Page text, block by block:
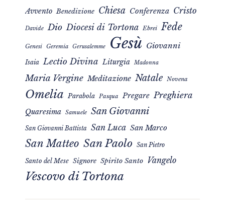
Avvento Benedizione Chiesa Conferenza Cristo
Davide Dio Diocesi di Tortona Ebrei Fede
Genesi Geremia Gerusalemme Gesù Giovanni
Isaia Lectio Divina Liturgia Madonna
Maria Vergine Meditazione Natale Novena
Omelia Parabola Pasqua Pregare Preghiera
Quaresima Samuele San Giovanni
San Giovanni Battista San Luca San Marco
San Matteo San Paolo San Pietro
Santo del Mese Signore Spirito Santo Vangelo
Vescovo di Tortona